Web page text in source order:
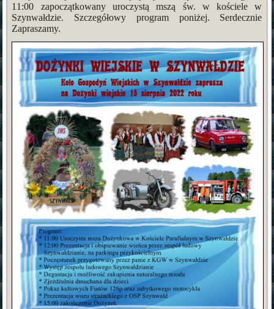
11:00 zapoczątkowany uroczystą mszą św. w kościele w
Szynwałdzie. Szczegółowy program poniżej. Serdecznie
Zapraszamy.